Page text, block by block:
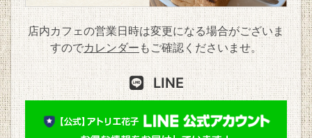
店内カフェの営業日時は変更になる場合がございま
すのでカレンダー もご確認くださいませ。
LINE